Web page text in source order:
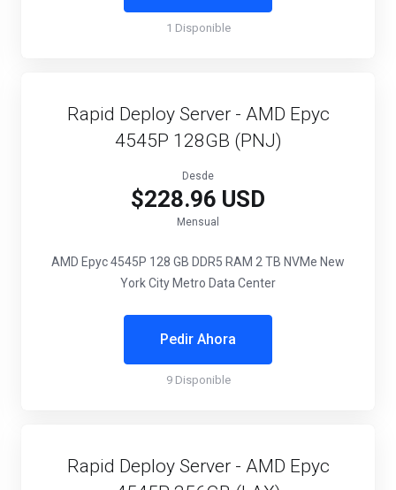
1 Disponible
Rapid Deploy Server - AMD Epyc
4545P 128GB (PNJ)
Desde
$228.96 USD
Mensual
AMD Epyc 4545P 128 GB DDR5 RAM 2 TB NVMe New
York City Metro Data Center
Pedir Ahora
9 Disponible
Rapid Deploy Server - AMD Epyc